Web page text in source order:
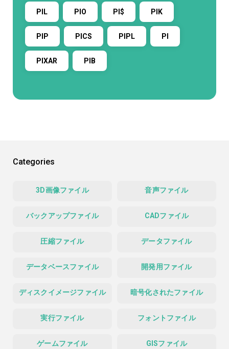
PIL PIO PI$ PIK
PIP PICS PIPL PI
PIXAR PIB
Categories
3D画像ファイル 音声ファイル
バックアップファイル CADファイル
圧縮ファイル データファイル
データベースファイル 開発用ファイル
ディスクイメージファイル 暗号化されたファイル
実行ファイル フォントファイル
ゲームファイル GISファイル